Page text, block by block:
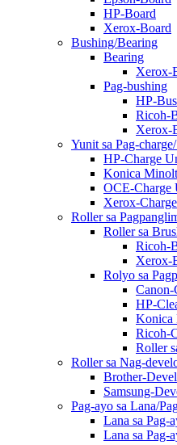
HP-Board
Xerox-Board
Bushing/Bearing
Bearing
Xerox-
Pag-bushing
HP-
Ricoh-
Xerox-
Yunit sa Pag-
HP-Charge
Konica
OCE-Charge
Xerox-
Roller sa
Roller sa
Ricoh-
Xerox-
Rolyo sa
HP-
Konica
Ricoh-
Roller
Roller sa Nag-
Brother-
Samsung-
Pag-ayo sa Lana/
Lana sa Pag-
Lana sa Pag-